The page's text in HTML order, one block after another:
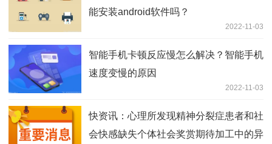
能安装android软件吗？
2022-11-03
智能手机卡顿反应慢怎么解决？智能手机
速度变慢的原因
2022-11-03
快资讯：心理所发现精神分裂症患者和社
会快感缺失个体社会奖赏期待加工中的异